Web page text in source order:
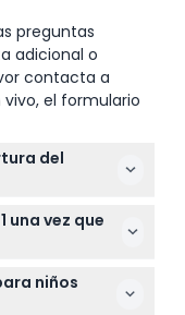
preguntas
adicional o
contacta a
el formulario
del
de 10:00
y días
la última
(sujeto a
de la
una vez que
de salir del
niños